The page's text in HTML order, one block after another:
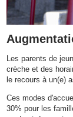
Les parents de
crèche et des
le recours à un(e)
Ces modes
30% pour les